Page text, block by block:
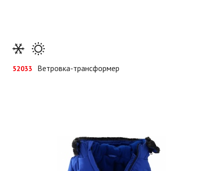
52033 Ветровка-трансформер